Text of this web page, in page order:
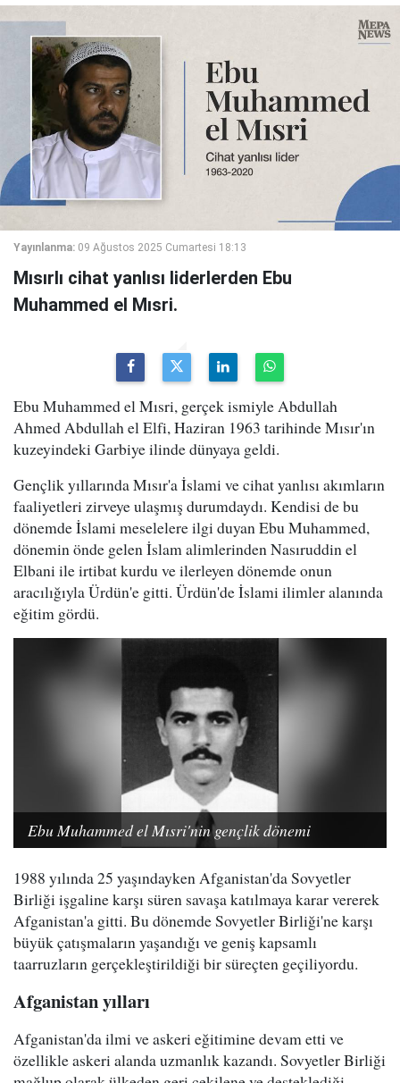
Yayınlanma: 09 Ağustos 2025 Cumartesi 18:13
Mısırlı cihat yanlısı liderlerden Ebu
Muhammed el Mısri.
Ebu Muhammed el Mısri, gerçek ismiyle Abdullah
Ahmed Abdullah el Elfi, Haziran 1963 tarihinde Mısır'ın
kuzeyindeki Garbiye ilinde dünyaya geldi.
Gençlik yıllarında Mısır'a İslami ve cihat yanlısı akımların
faaliyetleri zirveye ulaşmış durumdaydı. Kendisi de bu
dönemde İslami meselelere ilgi duyan Ebu Muhammed,
dönemin önde gelen İslam alimlerinden Nasıruddin el
Elbani ile irtibat kurdu ve ilerleyen dönemde onun
aracılığıyla Ürdün'e gitti. Ürdün'de İslami ilimler alanında
eğitim gördü.
Ebu Muhammed el Mısri'nin gençlik dönemi
1988 yılında 25 yaşındayken Afganistan'da Sovyetler
Birliği işgaline karşı süren savaşa katılmaya karar vererek
Afganistan'a gitti. Bu dönemde Sovyetler Birliği'ne karşı
büyük çatışmaların yaşandığı ve geniş kapsamlı
taarruzların gerçekleştirildiği bir süreçten geçiliyordu.
Afganistan yılları
Afganistan'da ilmi ve askeri eğitimine devam etti ve
özellikle askeri alanda uzmanlık kazandı. Sovyetler Birliği